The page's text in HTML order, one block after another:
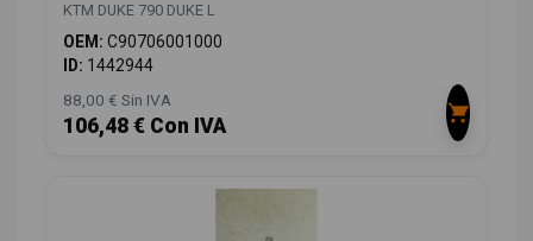
KTM DUKE 790 DUKE L
OEM: C90706001000
ID: 1442944
88,00 € Sin IVA
106,48 € Con IVA